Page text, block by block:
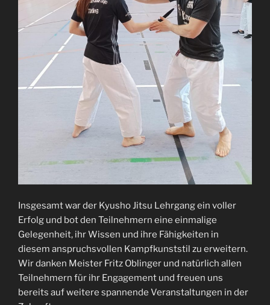
Insgesamt war der Kyusho Jitsu Lehrgang ein voller
Erfolg und bot den Teilnehmern eine einmalige
Gelegenheit, ihr Wissen und ihre Fähigkeiten in
diesem anspruchsvollen Kampfkunststil zu erweitern.
Wir danken Meister Fritz Oblinger und natürlich allen
Teilnehmern für ihr Engagement und freuen uns
bereits auf weitere spannende Veranstaltungen in der